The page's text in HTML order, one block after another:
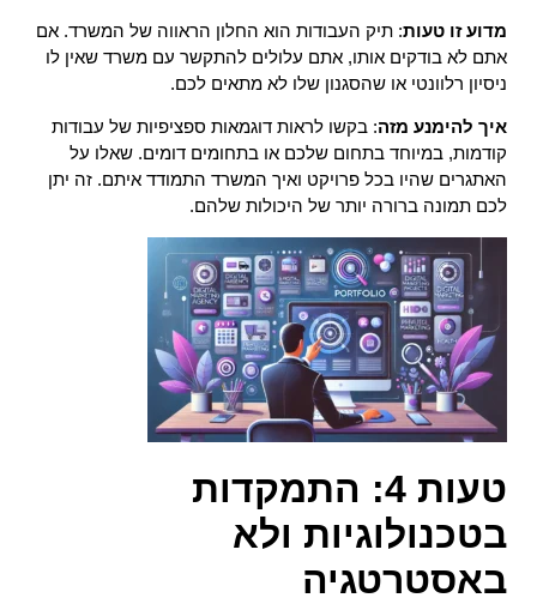
מדוע זו טעות: תיק העבודות הוא החלון הראווה של המשרד. אם
אתם לא בודקים אותו, אתם עלולים להתקשר עם משרד שאין לו
ניסיון רלוונטי או שהסגנון שלו לא מתאים לכם.
איך להימנע מזה: בקשו לראות דוגמאות ספציפיות של עבודות
קודמות, במיוחד בתחום שלכם או בתחומים דומים. שאלו על
האתגרים שהיו בכל פרויקט ואיך המשרד התמודד איתם. זה יתן
לכם תמונה ברורה יותר של היכולות שלהם.
טעות 4: התמקדות
בטכנולוגיות ולא
באסטרטגיה